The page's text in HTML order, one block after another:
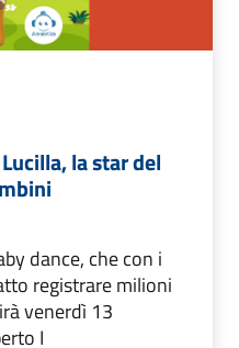
la star del
dance, che con i
registrare milioni
venerdì 13
I